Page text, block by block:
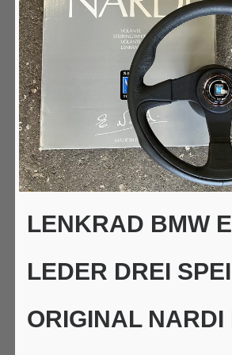
LENKRAD BMW
LEDER DREI
ORIGINAL NARDI